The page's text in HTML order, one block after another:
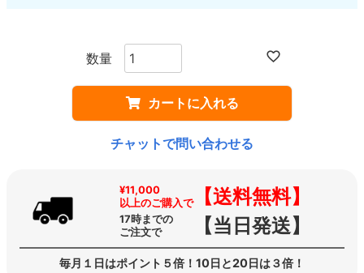
カートに入れる
チャットで問い合わせる
¥11,000
以上のご購入で【送料無料】
17時までの
ご注文で
【当日発送】
毎月１日はポイント５倍！10日と20日は３倍！